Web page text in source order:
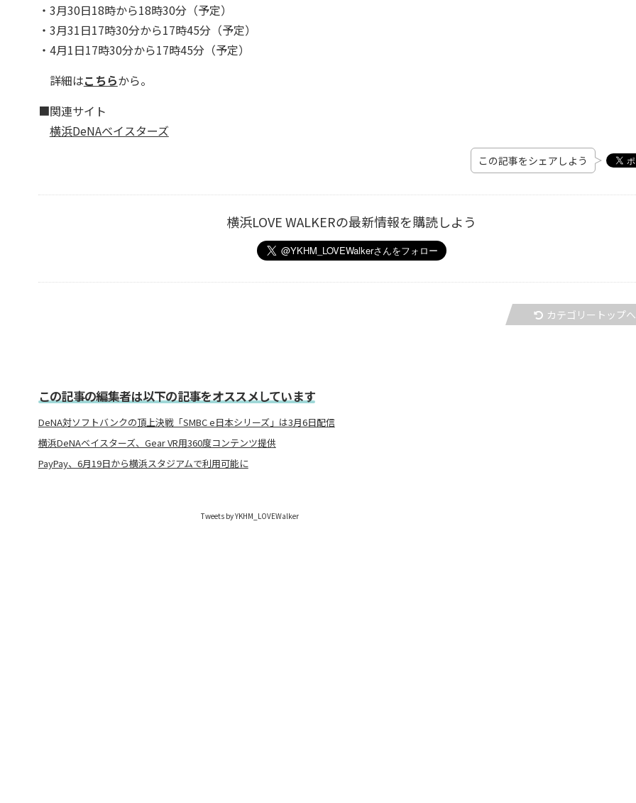
・3月30日18時から18時30分（予定）
・3月31日17時30分から17時45分（予定）
・4月1日17時30分から17時45分（予定）
詳細はこちらから。
■関連サイト
横浜DeNAベイスターズ
この記事をシェアしよう
横浜LOVE WALKERの最新情報を購読しよう
カテゴリートップへ
この記事の編集者は以下の記事をオススメしています
DeNA対ソフトバンクの頂上決戦「SMBC e日本シリーズ」は3月6日配信
横浜DeNAベイスターズ、Gear VR用360度コンテンツ提供
PayPay、6月19日から横浜スタジアムで利用可能に
Tweets by YKHM_LOVEWalker